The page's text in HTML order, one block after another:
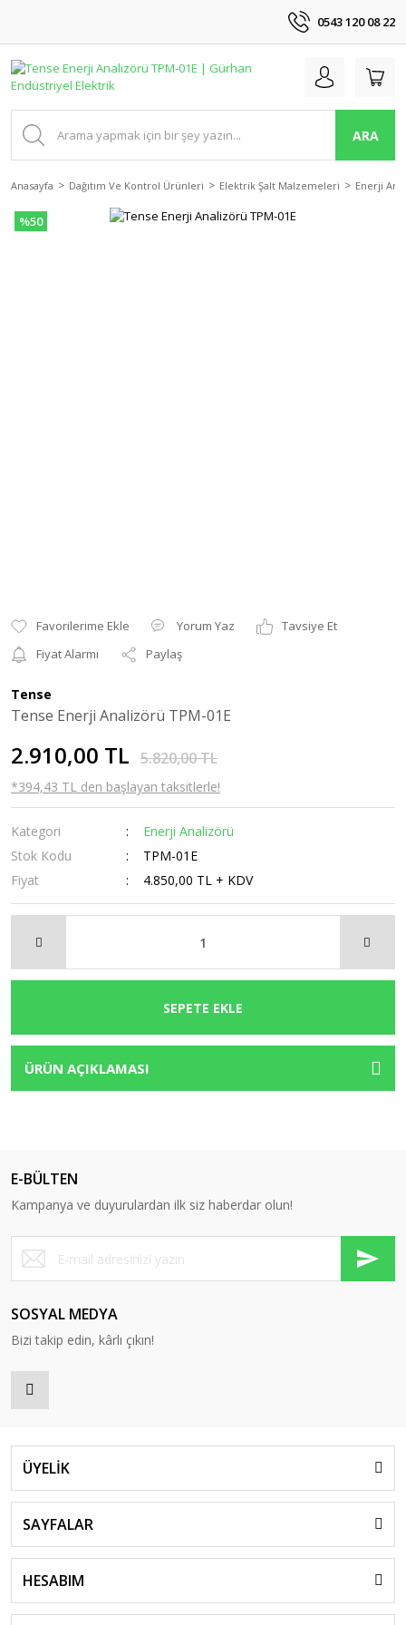
0543 120 08 22
ARA
Anasayfa Dağıtım Ve Kontrol Ürünleri Elektrik Şalt Malzemeleri Enerji
%50
Yorum Yaz
Tavsiye Et
Fiyat Alarmı
Paylaş
Tense
Tense Enerji Analizörü TPM-01E
2.910,00 TL 5.820,00 TL
*394,43 TL den başlayan taksitlerle!
Kategori
Enerji Analizörü
Stok Kodu
TPM-01E
Fiyat
4.850,00 TL + KDV
SEPETE EKLE
ÜRÜN AÇIKLAMASI
E-BÜLTEN
Kampanya ve duyurulardan ilk siz haberdar olun!
SOSYAL MEDYA
Bizi takip edin, kârlı çıkın!
ÜYELİK
SAYFALAR
HESABIM